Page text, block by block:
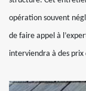
opération souvent
de faire appel à
interviendra à des prix